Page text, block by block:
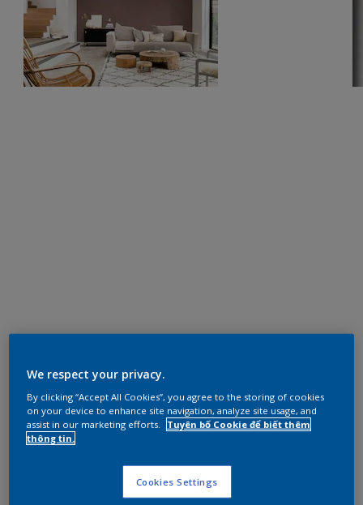
We respect your privacy.
By clicking “Accept All Cookies”, you agree to the storing of cookies
on your device to enhance site navigation, analyze site usage, and
assist in our marketing efforts.
Tuyên bố Cookie để biết thêm
thông tin.
Cookies Settings